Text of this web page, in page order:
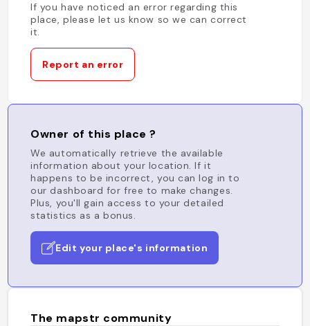
If you have noticed an error regarding this
place, please let us know so we can correct
it.
Report an error
Owner of this place ?
We automatically retrieve the available
information about your location. If it
happens to be incorrect, you can log in to
our dashboard for free to make changes.
Plus, you'll gain access to your detailed
statistics as a bonus.
Edit your place's information
The mapstr community